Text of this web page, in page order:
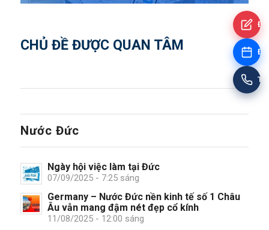
CHỦ ĐỀ ĐƯỢC QUAN TÂM
Nước Đức
Ngày hội việc làm tại Đức
07/09/2025 - 7:25 sáng
Germany – Nước Đức nền kinh tế số 1 Châu
Âu vẫn mang đậm nét đẹp cổ kính
11/08/2025 - 12:00 sáng
Tư